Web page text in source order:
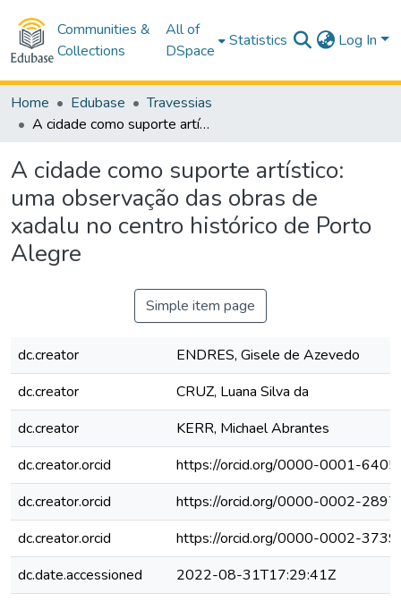
Communities &
Collections
All of
DSpace
Statistics Log In
Home Edubase
Travessias
A cidade como suporte artístico: uma observação das obras de xadalu no centro histórico de Porto Alegre
A cidade como suporte artístico:
uma observação das obras de
xadalu no centro histórico de Porto
Alegre
Simple item page
dc.creator
ENDRES, Gisele de Azevedo
dc.creator
CRUZ, Luana Silva da
dc.creator
KERR, Michael Abrantes
dc.creator.orcid
https://orcid.org/0000-0001-
dc.creator.orcid
https://orcid.org/0000-0002-
dc.creator.orcid
https://orcid.org/0000-0002-
dc.date.accessioned
2022-08-31T17:29:41Z